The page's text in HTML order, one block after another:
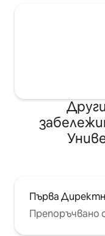
Първа
Препоръчвано